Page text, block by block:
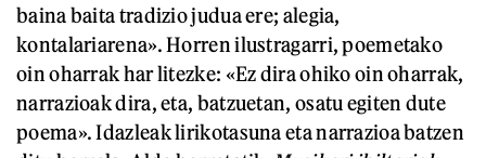
baina baita tradizio judua ere; alegia,
kontalariarena». Horren ilustragarri, poemetako
oin oharrak har litezke: «Ez dira ohiko oin oharrak,
narrazioak dira, eta, batzuetan, osatu egiten dute
poema». Idazleak lirikotasuna eta narrazioa batzen